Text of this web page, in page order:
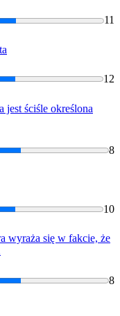
11
12
jest ściśle określona
8
10
wyraża się w fakcie, że
8